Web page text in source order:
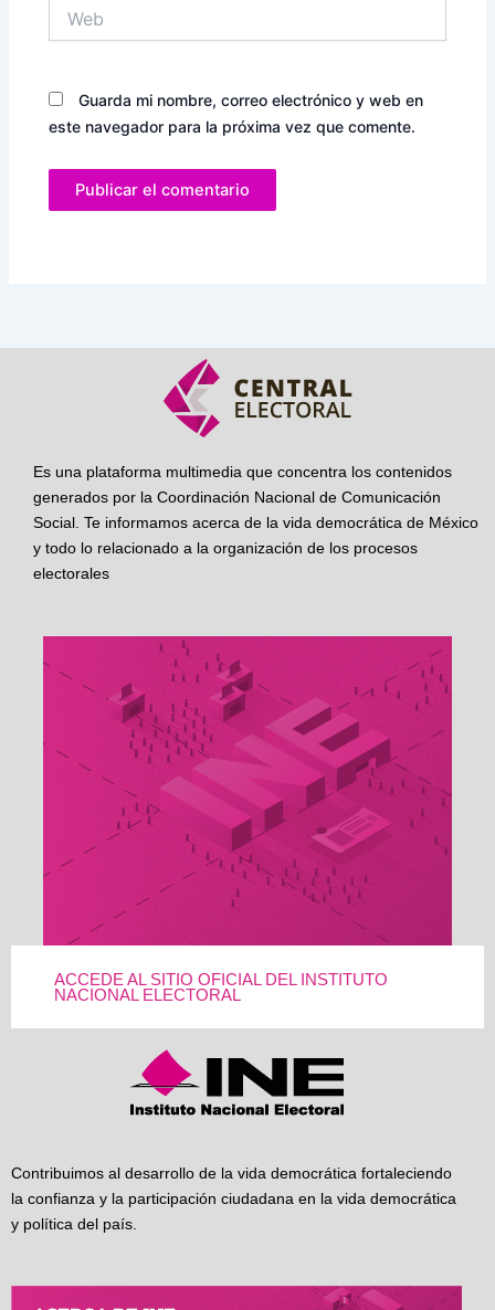
Guarda mi nombre, correo electrónico y web en
este navegador para la próxima vez que comente.
Es una plataforma multimedia que concentra los contenidos
generados por la Coordinación Nacional de Comunicación
Social. Te informamos acerca de la vida democrática de México
y todo lo relacionado a la organización de los procesos
electorales
ACCEDE AL SITIO OFICIAL DEL INSTITUTO
NACIONAL ELECTORAL
Contribuimos al desarrollo de la vida democrática fortaleciendo
la confianza y la participación ciudadana en la vida democrática
y política del país.